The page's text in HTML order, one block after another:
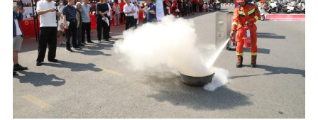
文化产业
统计分析
数字出版
审读服务
新闻发布工作备
案管理系统
电影
服务
理论宣讲
共建共享平台
政工继续教育学
习平台
责任编辑注册
业务申报系统